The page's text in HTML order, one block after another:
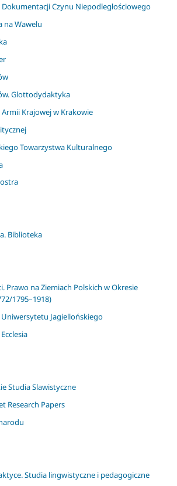
Czynu Niepodległościowego
na Wawelu
Glottodydaktyka
Krajowej w Krakowie
Towarzystwa Kulturalnego
Biblioteka
Prawo na Ziemiach Polskich w Okresie
1795–1918)
Jagiellońskiego
Studia Slawistyczne
Research Papers
Studia lingwistyczne i pedagogiczne